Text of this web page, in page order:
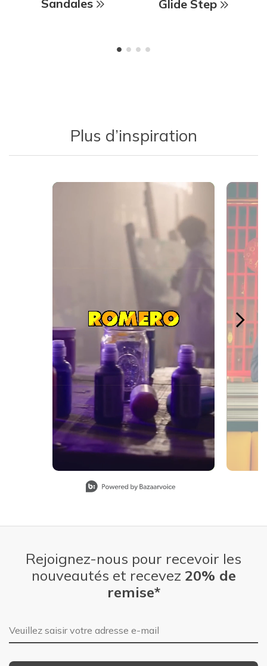
Sandales Glide Step
Plus d’inspiration
Media Carousel
Carousel with product photos. Use the previous and next
Rejoignez-nous pour recevoir les
nouveautés et recevez 20% de
remise*
Adresse e-mail